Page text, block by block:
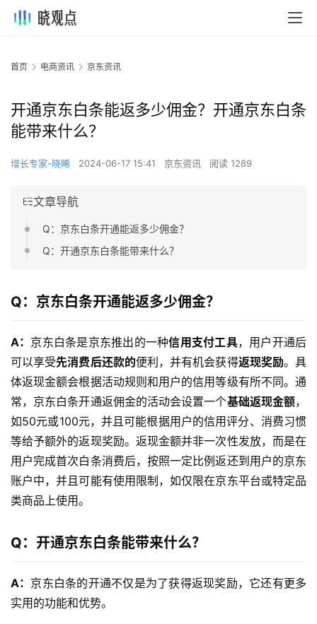
首页 电商资讯 京东资讯
开通京东白条能返多少佣金？开通京东白条
能带来什么？
增长专家-晓晞 2024-06-17 15:41 京东资讯 阅读 1289
文章导航
Q：京东白条开通能返多少佣金？
Q：开通京东白条能带来什么？
Q：京东白条开通能返多少佣金？
A： 京东白条是京东推出的一种信用支付工具，用户开通后
可以享受先消费后还款的便利，并有机会获得返现奖励。具
体返现金额会根据活动规则和用户的信用等级有所不同。通
常，京东白条开通返佣金的活动会设置一个基础返现金额，
如50元或100元，并且可能根据用户的信用评分、消费习惯
等给予额外的返现奖励。返现金额并非一次性发放，而是在
用户完成首次白条消费后，按照一定比例返还到用户的京东
账户中，并且可能有使用限制，如仅限在京东平台或特定品
类商品上使用。
Q： 开通京东白条能带来什么？
A： 京东白条的开通不仅是为了获得返现奖励，它还有更多
实用的功能和优势。